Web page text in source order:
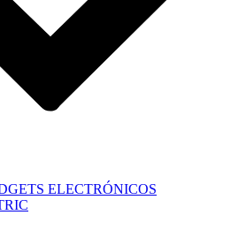
ELECTRÓNICOS